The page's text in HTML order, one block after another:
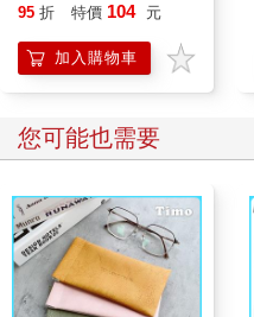
95 折 特價 104 元
加入購物車
您可能也需要